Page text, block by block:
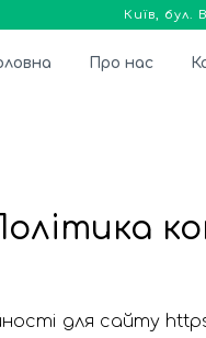
Київ, бул.
Про нас
для сайту